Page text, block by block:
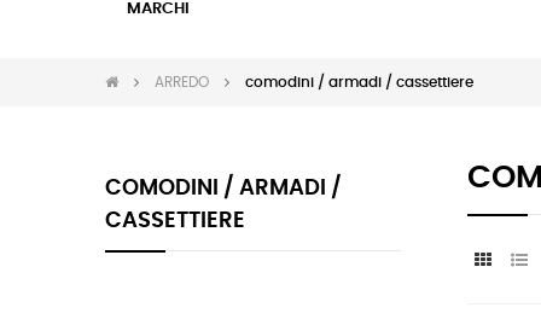
MARCHI
ARREDO comodini / armadi / cassettiere
COMODINI / ARMADI /
CASSETTIERE